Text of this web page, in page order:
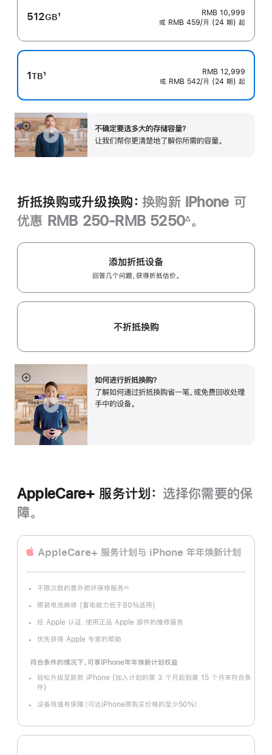
512GB
注
1
RMB 10,999
或 RMB 459/月 (24 期) 起
1TB
注
1
RMB 12,999
或 RMB 542/月 (24 期) 起
不确定要选多大的存储容量？
让我们帮你更清楚地了解你所需的容‍量‍。
展
开
折抵换购或升级换购： 换购新 iPhone 可
优惠 RMB 250-RMB 5250
注
∆。
添加折抵设备
回答几个问题，获得折抵估价。
不折抵换购
如何进行折抵换购？
了解如何通过折抵换购省一笔，或免费回收处理
手中的设备。
展
开
AppleCare+ 服务计划： 选择你需要的保
障。
AppleCare+ 服务计划 与 iPhone 年年焕新计划
不限次数的意外损坏保修服务∆∆
原装电池换修 (蓄电能力低于80%适用)
经 Apple 认证、使用正品 Apple 部件的维修服务
优先获得 Apple 专家的帮助
符合条件的情况下，可享iPhone年年焕新计划权益
轻松升级至新款 iPhone (加入计划的第 3 个月起到第 15 个月末符合条
件)
设备残值有保障（可达iPhone原购买价格的至少50%）